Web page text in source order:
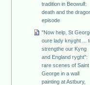
tradition in Beowulf:
death and the
episode
"Now help, St
oure lady knyght ...
strengthe our Kyng
and England ryght":
rare scenes of Saint
George in a wall
painting at Astbury,